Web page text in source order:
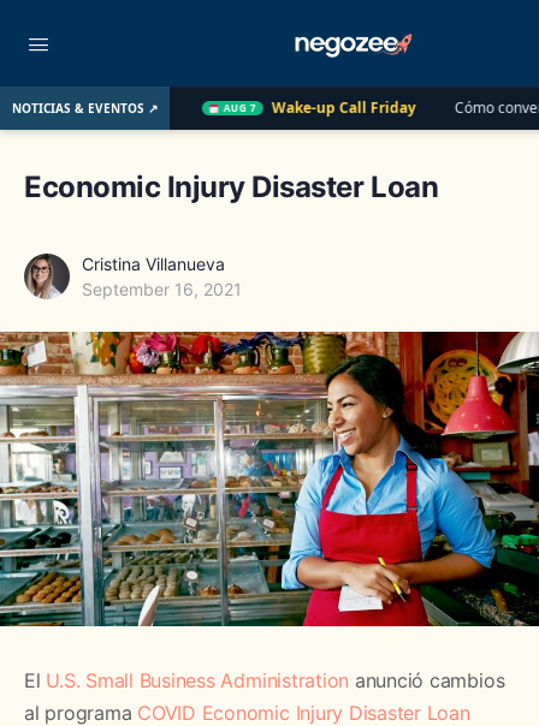
NOTICIAS & EVENTOS ↗
Año Pasado AUG 7 Wake-up Call Friday Cómo convertir un
Economic Injury Disaster Loan
Cristina Villanueva
September 16, 2021
El U.S. Small Business Administration anunció cambios
al programa COVID Economic Injury Disaster Loan